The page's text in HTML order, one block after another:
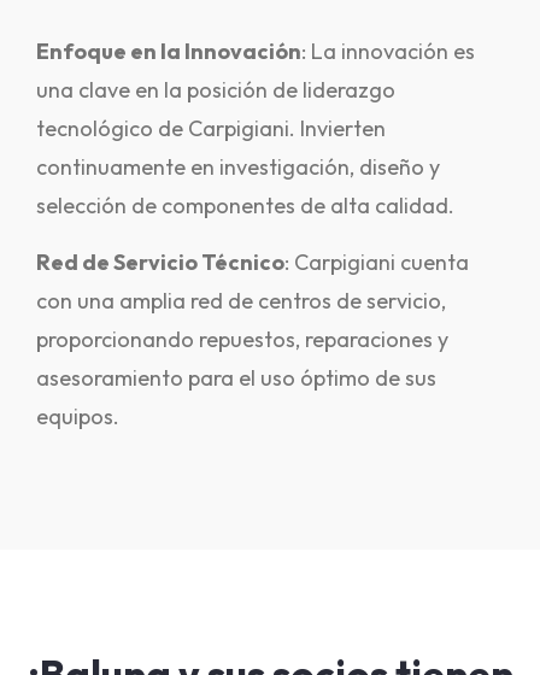
Enfoque en la Innovación: La innovación es
una clave en la posición de liderazgo
tecnológico de Carpigiani. Invierten
continuamente en investigación, diseño y
selección de componentes de alta calidad.
Red de Servicio Técnico: Carpigiani cuenta
con una amplia red de centros de servicio,
proporcionando repuestos, reparaciones y
asesoramiento para el uso óptimo de sus
equipos.